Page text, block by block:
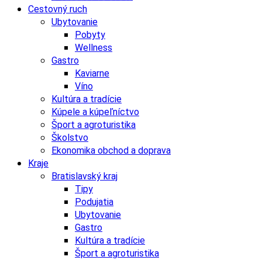
Cestovný ruch
Ubytovanie
Pobyty
Wellness
Gastro
Kaviarne
Víno
Kultúra a tradície
Kúpele a kúpeľníctvo
Šport a agroturistika
Školstvo
Ekonomika obchod a doprava
Kraje
Bratislavský kraj
Tipy
Podujatia
Ubytovanie
Gastro
Kultúra a tradície
Šport a agroturistika